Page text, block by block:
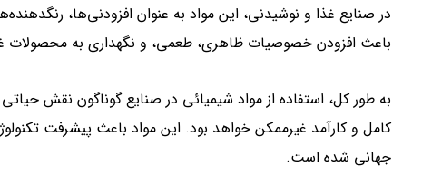
در صنایع غذا و نوشیدنی، این مواد به عنوان افزودنی‌ها،
باعث افزودن خصوصيات ظاهري، طعمي، و نگهداري به محصولات
به طور کل، استفاده از مواد شيميائي در صنايع گوناگون نقش
كامل و كارآمد غيرممكن خواهد بود. این مواد باعث پيشرفت
جهانى شده است.